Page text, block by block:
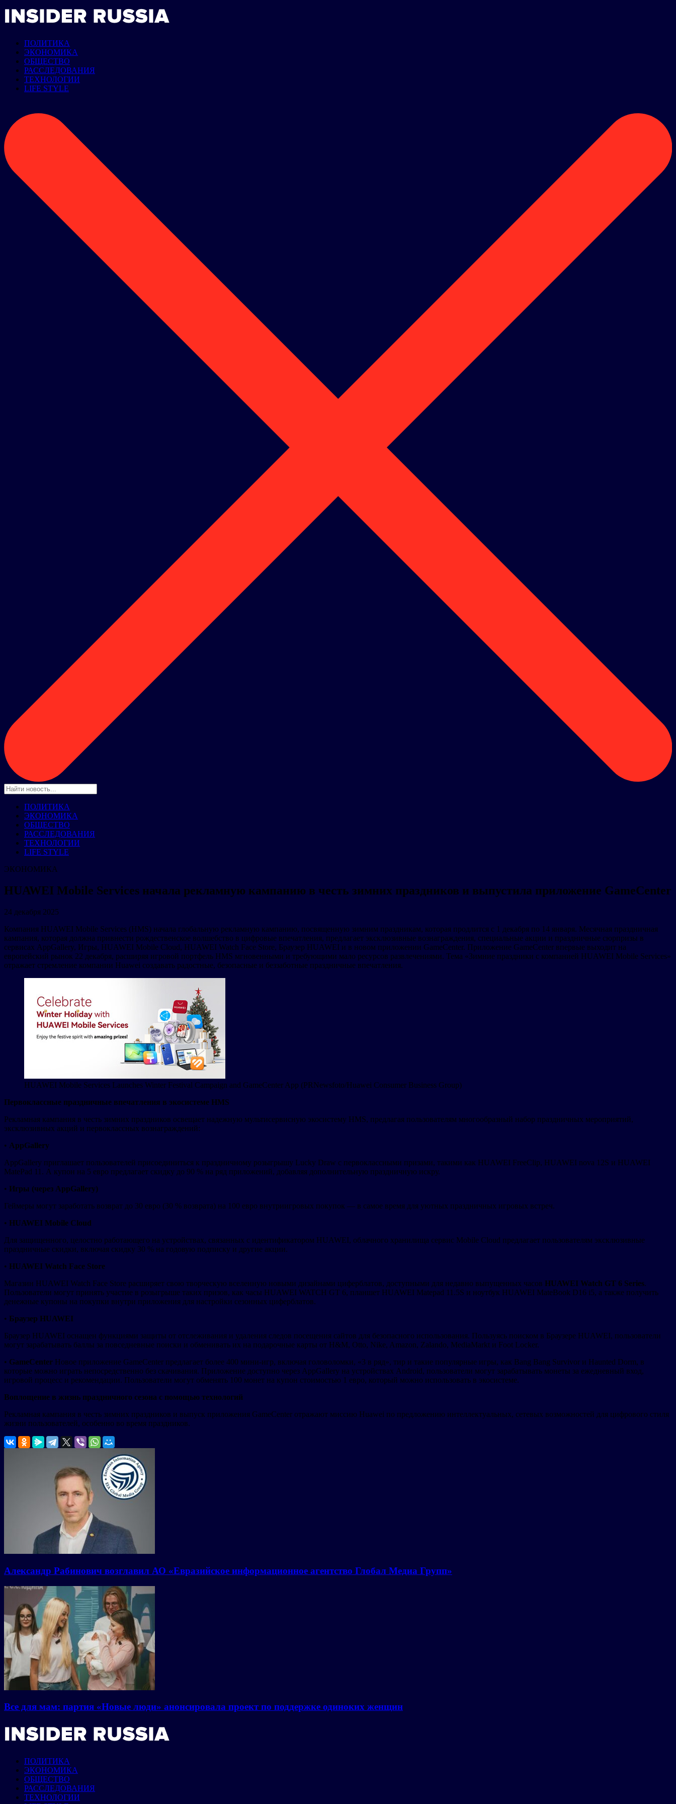
ПОЛИТИКА
ЭКОНОМИКА
ОБЩЕСТВО
РАССЛЕДОВАНИЯ
ТЕХНОЛОГИИ
LIFE STYLE
ПОЛИТИКА
ЭКОНОМИКА
ОБЩЕСТВО
РАССЛЕДОВАНИЯ
ТЕХНОЛОГИИ
LIFE STYLE
ЭКОНОМИКА
HUAWEI Mobile Services начала рекламную кампанию в честь зимних праздников и выпустила приложение GameCenter
24 декабря 2025
Компания HUAWEI Mobile Services (HMS) начала глобальную рекламную кампанию, посвященную зимним праздникам, которая продлится с 1 декабря по 14 января. Месячная праздничная
кампания, которая должна привнести рождественское волшебство в цифровые впечатления, предлагает эксклюзивные вознаграждения, специальные акции и праздничные сюрпризы в
сервисах AppGallery, Игры, HUAWEI Mobile Cloud, HUAWEI Watch Face Store, Браузер HUAWEI и в новом приложении GameCenter. Приложение GameCenter впервые выходит на
европейский рынок 22 декабря, расширяя игровой портфель HMS мгновенными и требующими мало ресурсов развлечениями. Тема «Зимние праздники с компанией HUAWEI Mobile Services»
отражает стремление компании Huawei создавать радостные, безопасные и беззаботные праздничные впечатления.
HUAWEI Mobile Services Launches Winter Festival Campaign and GameCenter App (PRNewsfoto/Huawei Consumer Business Group)
Первоклассные праздничные впечатления в экосистеме HMS
Рекламная кампания в честь зимних праздников освещает надежную мультисервисную экосистему HMS, предлагая пользователям многообразный набор праздничных мероприятий,
эксклюзивных акций и первоклассных вознаграждений:
• AppGallery
AppGallery приглашает пользователей присоединиться к праздничному розыгрышу Lucky Draw с первоклассными призами, такими как HUAWEI FreeClip, HUAWEI nova 12S и HUAWEI
MatePad 11. А купон на 5 евро предлагает скидку до 90 % на ряд приложений, добавляя дополнительную праздничную искру.
• Игры (через AppGallery)
Геймеры могут заработать возврат до 30 евро (30 % возврата) на 100 евро внутриигровых покупок — в самое время для уютных праздничных игровых встреч.
• HUAWEI Mobile Cloud
Для защищенного, целостно работающего на устройствах, связанных с идентификатором HUAWEI, облачного хранилища сервис Mobile Cloud предлагает пользователям эксклюзивные
праздничные скидки, включая скидку 30 % на годовую подписку и другие акции.
• HUAWEI Watch Face Store
Магазин HUAWEI Watch Face Store расширяет свою творческую вселенную новыми дизайнами циферблатов, доступными для недавно выпущенных часов HUAWEI Watch GT 6 Series.
Пользователи могут принять участие в розыгрыше таких призов, как часы HUAWEI WATCH GT 6, планшет HUAWEI Matepad 11.5S и ноутбук HUAWEI MateBook D16 i5, а также получить
денежные купоны на покупки внутри приложения для настройки сезонных циферблатов.
• Браузер HUAWEI
Браузер HUAWEI оснащен функциями защиты от отслеживания и удаления следов посещения сайтов для безопасного использования. Пользуясь поиском в Браузере HUAWEI, пользователи
могут зарабатывать баллы за повседневные поиски и обменивать их на подарочные карты от H&M, Otto, Nike, Amazon, Zalando, MediaMarkt и Foot Locker.
• GameCenter Новое приложение GameCenter предлагает более 400 мини-игр, включая головоломки, «3 в ряд», тир и такие популярные игры, как Bang Bang Survivor и Haunted Dorm, в
которые можно играть непосредственно без скачивания. Приложение доступно через AppGallery на устройствах Android, пользователи могут зарабатывать монеты за ежедневный вход,
игровой процесс и рекомендации. Пользователи могут обменять 100 монет на купон стоимостью 1 евро, который можно использовать в экосистеме.
Воплощение в жизнь праздничного сезона с помощью технологий
Рекламная кампания в честь зимних праздников и выпуск приложения GameCenter отражают миссию Huawei по предложению интеллектуальных, сетевых возможностей для цифрового стиля
жизни пользователей, особенно во время праздников.
Александр Рабинович возглавил АО «Евразийское информационное агентство Глобал Медиа Групп»
Все для мам: партия «Новые люди» анонсировала проект по поддержке одиноких женщин
ПОЛИТИКА
ЭКОНОМИКА
ОБЩЕСТВО
РАССЛЕДОВАНИЯ
ТЕХНОЛОГИИ